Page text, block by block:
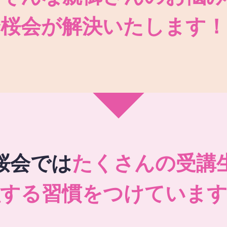
会が解決いたします！
会ではたくさんの受講
る習慣をつけています